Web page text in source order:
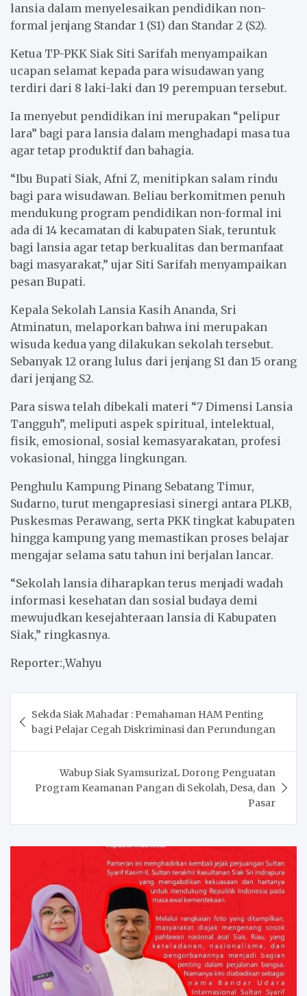
lansia dalam menyelesaikan pendidikan non-
formal jenjang Standar 1 (S1) dan Standar 2 (S2).
Ketua TP-PKK Siak Siti Sarifah menyampaikan
ucapan selamat kepada para wisudawan yang
terdiri dari 8 laki-laki dan 19 perempuan tersebut.
Ia menyebut pendidikan ini merupakan “pelipur
lara” bagi para lansia dalam menghadapi masa tua
agar tetap produktif dan bahagia.
“Ibu Bupati Siak, Afni Z, menitipkan salam rindu
bagi para wisudawan. Beliau berkomitmen penuh
mendukung program pendidikan non-formal ini
ada di 14 kecamatan di kabupaten Siak, teruntuk
bagi lansia agar tetap berkualitas dan bermanfaat
bagi masyarakat,” ujar Siti Sarifah menyampaikan
pesan Bupati.
Kepala Sekolah Lansia Kasih Ananda, Sri
Atminatun, melaporkan bahwa ini merupakan
wisuda kedua yang dilakukan sekolah tersebut.
Sebanyak 12 orang lulus dari jenjang S1 dan 15 orang
dari jenjang S2.
Para siswa telah dibekali materi “7 Dimensi Lansia
Tangguh”, meliputi aspek spiritual, intelektual,
fisik, emosional, sosial kemasyarakatan, profesi
vokasional, hingga lingkungan.
Penghulu Kampung Pinang Sebatang Timur,
Sudarno, turut mengapresiasi sinergi antara PLKB,
Puskesmas Perawang, serta PKK tingkat kabupaten
hingga kampung yang memastikan proses belajar
mengajar selama satu tahun ini berjalan lancar.
“Sekolah lansia diharapkan terus menjadi wadah
informasi kesehatan dan sosial budaya demi
mewujudkan kesejahteraan lansia di Kabupaten
Siak,” ringkasnya.
Reporter:,Wahyu
navigation
Sekda Siak Mahadar : Pemahaman HAM Penting
bagi Pelajar Cegah Diskriminasi dan Perundungan
Wabup Siak SyamsurizaL Dorong Penguatan
Program Keamanan Pangan di Sekolah, Desa, dan
Pasar